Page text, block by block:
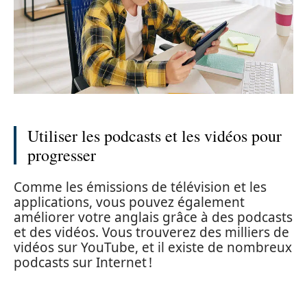
Utiliser les podcasts et les vidéos pour
progresser
Comme les émissions de télévision et les
applications, vous pouvez également
améliorer votre anglais grâce à des podcasts
et des vidéos. Vous trouverez des milliers de
vidéos sur YouTube, et il existe de nombreux
podcasts sur Internet !